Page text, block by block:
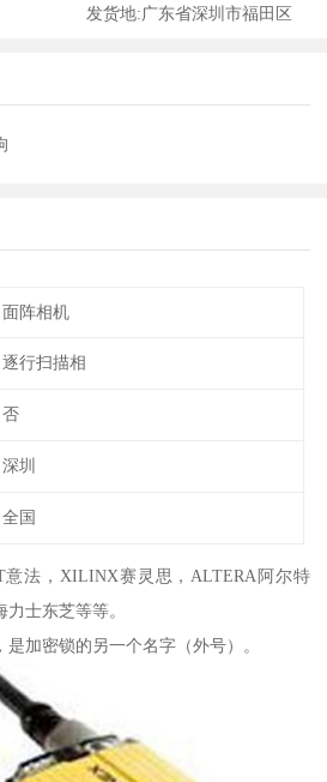
发货地:广东省深圳市福田区
面阵相机
逐行扫描相
否
深圳
全国
法，XILINX赛灵思，ALTERA阿尔特
士东芝等等。
加密锁的另一个名字（外号）。